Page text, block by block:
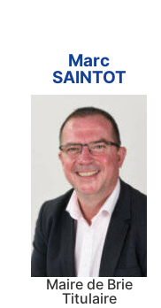
Marc
SAINTOT
Maire de Brie
Titulaire